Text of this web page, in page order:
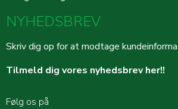
NYHEDSBREV
Skriv dig op for at modtage
Tilmeld dig vores nyhedsbrev her!!
Følg os på